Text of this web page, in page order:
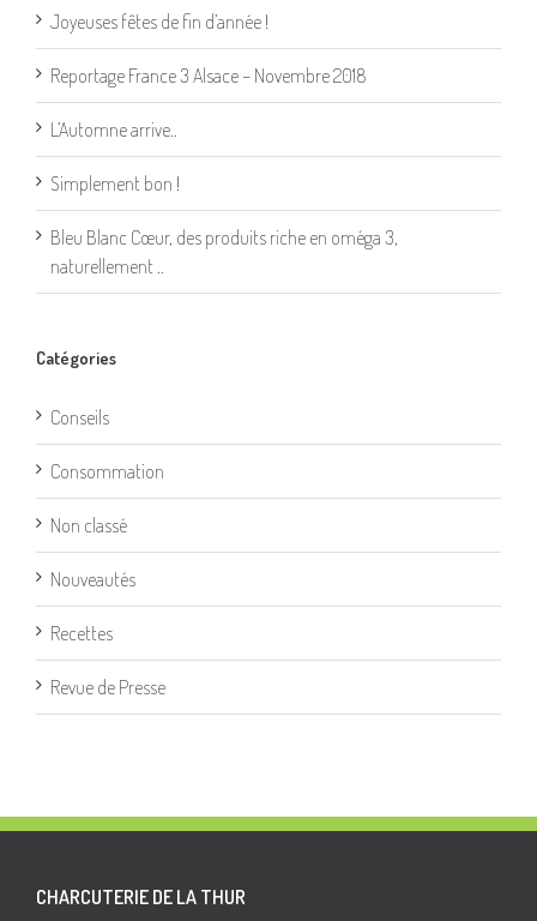
Joyeuses fêtes de fin d’année !
Reportage France 3 Alsace – Novembre 2018
L’Automne arrive..
Simplement bon !
Bleu Blanc Cœur, des produits riche en oméga 3,
naturellement ..
Catégories
Conseils
Consommation
Non classé
Nouveautés
Recettes
Revue de Presse
CHARCUTERIE DE LA THUR